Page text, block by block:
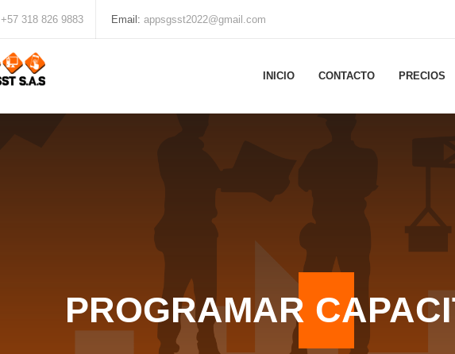
+57 318 826 9883 Email: appsgsst2022@gmail.com
INICIO CONTACTO PRECIOS
PROGRAMAR